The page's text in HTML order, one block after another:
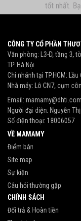
tốt nhất.
CÔNG TY CỔ PHẦN
Văn phòng: L3-D, tầng 3,
TP. Hà Nội
Chi nhánh tại TP.HCM:
Nhà máy: Lô CN7, cụm
Email:
Người đại diện: Nguyễn
Số điện thoại: 18006057
VỀ MAMAMY
Điểm bán
Site map
Sự kiện
Câu hỏi thường gặp
CHÍNH SÁCH
Đổi trả & Hoàn tiền